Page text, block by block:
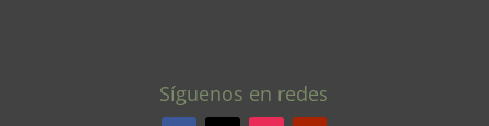
Síguenos en redes